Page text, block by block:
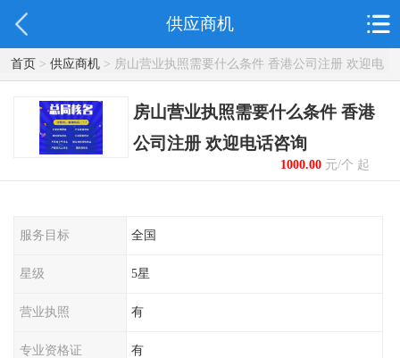
供应商机
首页> 供应商机> 房山营业执照需要什么条件 香港公司注册 欢迎电
话咨询
房山营业执照需要什么条件 香港
公司注册 欢迎电话咨询
1000.00元/个 起
服务目标 全国
星级 5星
营业执照 有
专业资格证 有